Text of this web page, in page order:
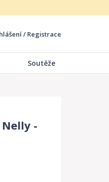
/ Registrace
Soutěže
-